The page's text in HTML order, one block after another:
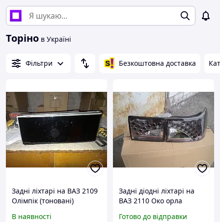
Торіно в Україні
Фільтри Безкоштовна доставка
Задні ліхтарі на ВАЗ 2109
Олімпік (тоновані)
В наявності
Задні діодні ліхтарі на
ВАЗ 2110 Око орла
Готово до відправки